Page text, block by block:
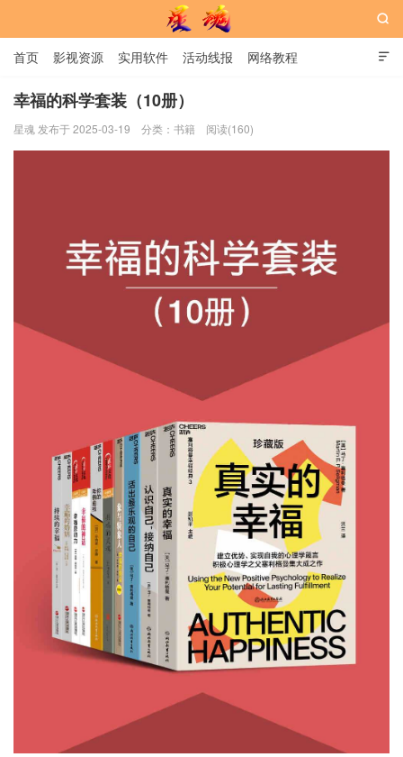
星魂网

首页 影视资源 实用软件 活动线报 网络教程
用户中心 书籍 娱乐

幸福的科学套装（10册）
星魂 发布于 2025-03-19 分类： 书籍 阅读(160)